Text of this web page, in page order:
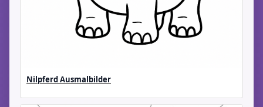
Nilpferd Ausmalbilder